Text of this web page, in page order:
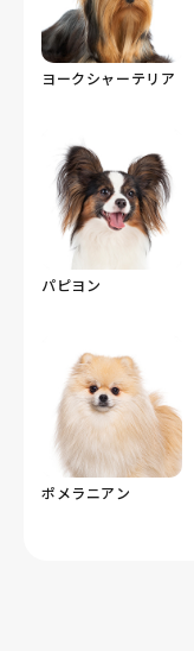
ヨークシャーテリア
パピヨン
ポメラニアン